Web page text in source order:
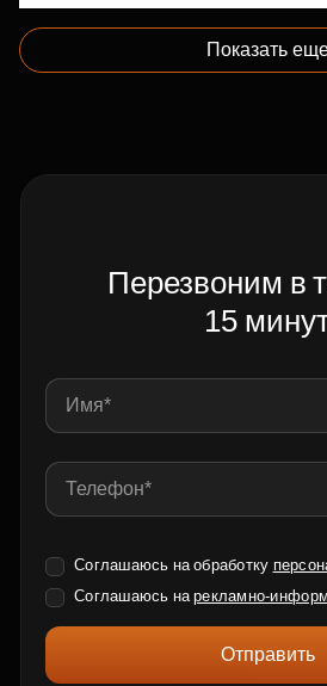
Показать
Перезвоним в
15
Соглашаюсь на обработку
Соглашаюсь нарекламно-
Отправить